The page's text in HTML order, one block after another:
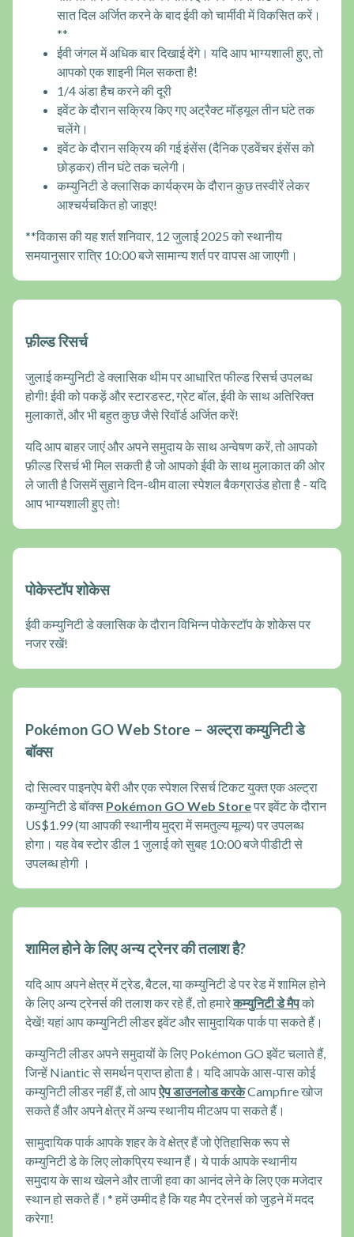
सात दिल अर्जित करने के बाद ईवी को चार्मीवी में विकसित करें।
**
ईवी जंगल में अधिक बार दिखाई देंगे। यदि आप भाग्यशाली हुए, तो
आपको एक शाइनी मिल सकता है!
1/4 अंडा हैच करने की दूरी
इवेंट के दौरान सक्रिय किए गए अट्रैक्ट मॉड्यूल तीन घंटे तक
चलेंगे।
इवेंट के दौरान सक्रिय की गई इंसेंस (दैनिक एडवेंचर इंसेंस को
छोड़कर) तीन घंटे तक चलेगी।
कम्युनिटी डे क्लासिक कार्यक्रम के दौरान कुछ तस्वीरें लेकर
आश्चर्यचकित हो जाइए!
**विकास की यह शर्त शनिवार, 12 जुलाई 2025 को स्थानीय
समयानुसार रात्रि 10:00 बजे सामान्य शर्त पर वापस आ जाएगी।
फ़ील्ड रिसर्च
जुलाई कम्युनिटी डे क्लासिक थीम पर आधारित फील्ड रिसर्च उपलब्ध
होगी! ईवी को पकड़ें और स्टारडस्ट, ग्रेट बॉल, ईवी के साथ अतिरिक्त
मुलाकातें, और भी बहुत कुछ जैसे रिवॉर्ड अर्जित करें!
यदि आप बाहर जाएं और अपने समुदाय के साथ अन्वेषण करें, तो आपको
फ़ील्ड रिसर्च भी मिल सकती है जो आपको ईवी के साथ मुलाकात की ओर
ले जाती है जिसमें सुहाने दिन-थीम वाला स्पेशल बैकग्राउंड होता है - यदि
आप भाग्यशाली हुए तो!
पोकेस्टॉप शोकेस
ईवी कम्युनिटी डे क्लासिक के दौरान विभिन्न पोकेस्टॉप के शोकेस पर
नजर रखें!
Pokémon GO Web Store – अल्ट्रा कम्युनिटी डे
बॉक्स
दो सिल्वर पाइनऐप बेरी और एक स्पेशल रिसर्च टिकट युक्त एक अल्ट्रा
कम्युनिटी डे बॉक्स Pokémon GO Web Storeपर इवेंट के दौरान
US$1.99 (या आपकी स्थानीय मुद्रा में समतुल्य मूल्य) पर उपलब्ध
होगा। यह वेब स्टोर डील 1 जुलाई को सुबह 10:00 बजे पीडीटी से
उपलब्ध होगी ।
शामिल होने के लिए अन्य ट्रेनर की तलाश है?
यदि आप अपने क्षेत्र में ट्रेड, बैटल, या कम्युनिटी डे पर रेड में शामिल होने
के लिए अन्य ट्रेनर्स की तलाश कर रहे हैं, तो हमारेकम्युनिटी डे मैपको
देखें! यहां आप कम्युनिटी लीडर इवेंट और सामुदायिक पार्क पा सकते हैं।
कम्युनिटी लीडर अपने समुदायों के लिए Pokémon GO इवेंट चलाते हैं,
जिन्हें Niantic से समर्थन प्राप्त होता है। यदि आपके आस-पास कोई
कम्युनिटी लीडर नहीं हैं, तो आपऐप डाउनलोड करकेCampfire खोज
सकते हैं और अपने क्षेत्र में अन्य स्थानीय मीटअप पा सकते हैं।
सामुदायिक पार्क आपके शहर के वे क्षेत्र हैं जो ऐतिहासिक रूप से
कम्युनिटी डे के लिए लोकप्रिय स्थान हैं। ये पार्क आपके स्थानीय
समुदाय के साथ खेलने और ताजी हवा का आनंद लेने के लिए एक मजेदार
स्थान हो सकते हैं।* हमें उम्मीद है कि यह मैप ट्रेनर्स को जुड़ने में मदद
करेगा!